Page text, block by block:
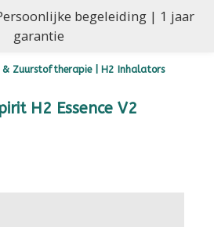
Zuurstoftherapie | H2 Inhalators
begeleiding | 1 jaar
garantie
H2 Essence V2